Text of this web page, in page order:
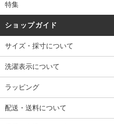
特集
ショップガイド
サイズ・採寸について
洗濯表示について
ラッピング
配送・送料について